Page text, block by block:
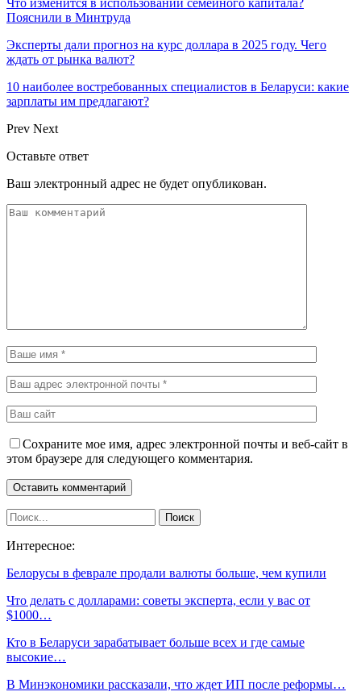
Пояснили в Минтруда
Эксперты дали прогноз на курс доллара в 2025 году. Чего
ждать от рынка валют?
10 наиболее востребованных специалистов в Беларуси: какие
зарплаты им предлагают?
Prev Next
Оставьте ответ
Ваш электронный адрес не будет опубликован.
Сохраните мое имя, адрес электронной почты и веб-сайт в
этом браузере для следующего комментария.
Интересное:
Белорусы в феврале продали валюты больше, чем купили
Что делать с долларами: советы эксперта, если у вас от
$1000…
Кто в Беларуси зарабатывает больше всех и где самые
высокие…
В Минэкономики рассказали, что ждет ИП после реформы…